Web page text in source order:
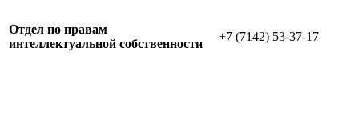
Отдел по правам
интеллектуальной собственности
+7 (7142) 53-37-17